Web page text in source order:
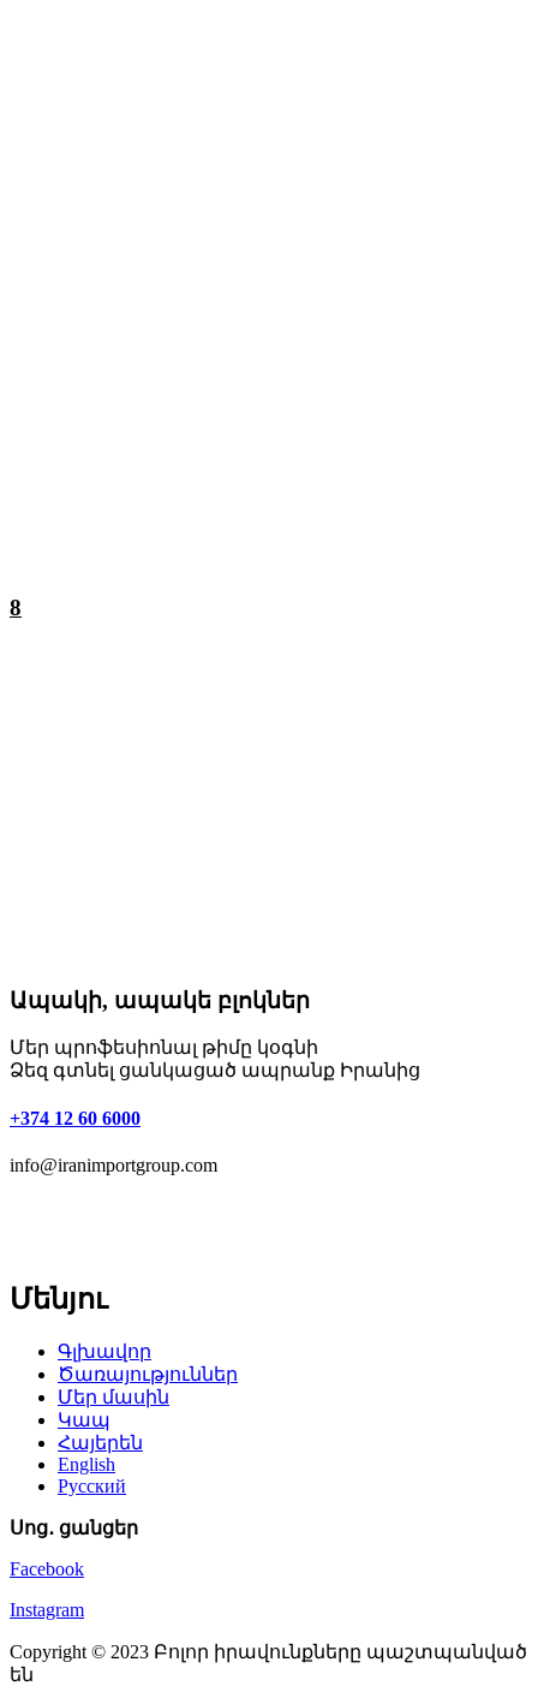
8
Ապակի, ապակե բլոկներ
Մեր պրոֆեսիոնալ թիմը կօգնի
Ձեզ գտնել ցանկացած ապրանք Իրանից
+374 12 60 6000
info@iranimportgroup.com
Մենյու
Գլխավոր
Ծառայություններ
Մեր մասին
Կապ
Հայերեն
English
Русский
Սոց․ ցանցեր
Facebook
Instagram
Copyright © 2023 Բոլոր իրավունքները պաշտպանված
են